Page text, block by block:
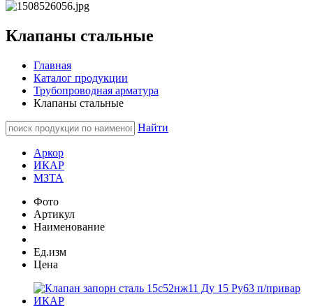
Клапаны стальные
Главная
Каталог продукции
Трубопроводная арматура
Клапаны стальные
Найти
Аркор
ИКАР
МЗТА
Фото
Артикул
Наименование
Ед.изм
Цена